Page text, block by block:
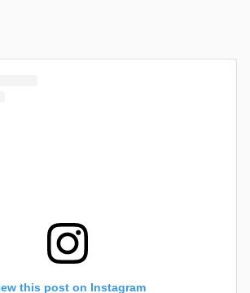
this post on Instagram